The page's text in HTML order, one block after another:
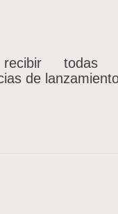
todas
de